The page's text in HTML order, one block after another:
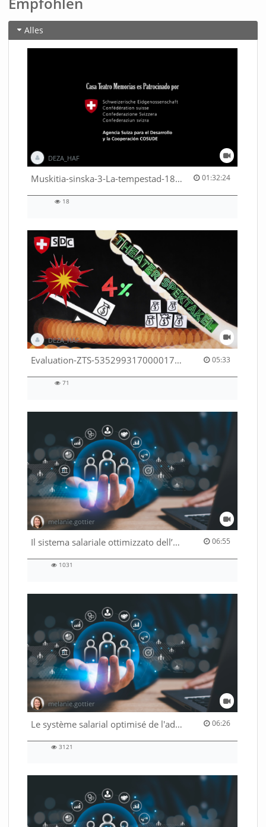
Alles
DEZA_HAF
Muskitia-sinska-3-La-tempestad-18-9-2018-53530245080001791 01:32:24
01:32:24 duration
18
DEZA_HAF
Evaluation-ZTS-53529931700001791 05:33
05:33 duration
71
melanie.gottier
Il sistema salariale ottimizzato dell’Amministrazione federale 06:55
06:55 duration
1031
melanie.gottier
Le système salarial optimisé de l'administration fédérale 06:26
06:26 duration
3121